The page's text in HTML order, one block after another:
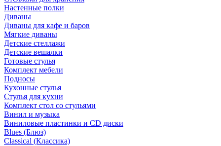
Настенные полки
Диваны
Диваны для кафе и баров
Мягкие диваны
Детские стеллажи
Детские вешалки
Готовые стулья
Комплект мебели
Подносы
Кухонные стулья
Стулья для кухни
Комплект стол со стульями
Винил и музыка
Виниловые пластинки и CD диски
Blues (Блюз)
Classical (Классика)